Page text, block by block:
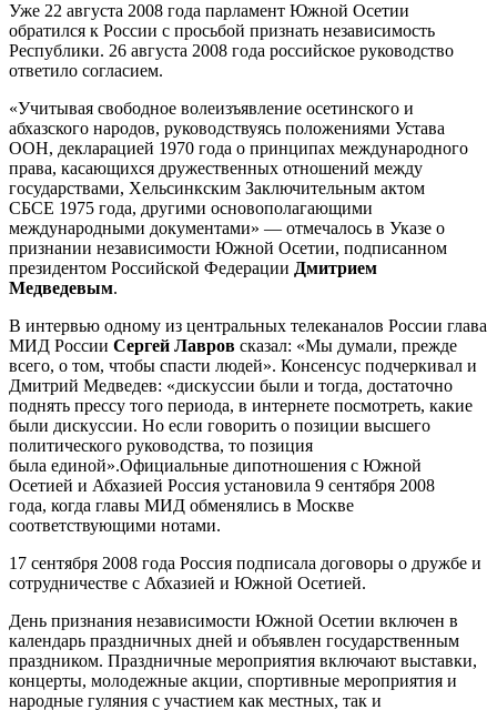
Уже 22 августа 2008 года парламент Южной Осетии
обратился к России с просьбой признать независимость
Республики. 26 августа 2008 года российское руководство
ответило согласием.
«Учитывая свободное волеизъявление осетинского и
абхазского народов, руководствуясь положениями Устава
ООН, декларацией 1970 года о принципах международного
права, касающихся дружественных отношений между
государствами, Хельсинкским Заключительным актом
СБСЕ 1975 года, другими основополагающими
международными документами» — отмечалось в Указе о
признании независимости Южной Осетии, подписанном
президентом Российской Федерации Дмитрием
Медведевым.
В интервью одному из центральных телеканалов России глава
МИД России Сергей Лавров сказал: «Мы думали, прежде
всего, о том, чтобы спасти людей». Консенсус подчеркивал и
Дмитрий Медведев: «дискуссии были и тогда, достаточно
поднять прессу того периода, в интернете посмотреть, какие
были дискуссии. Но если говорить о позиции высшего
политического руководства, то позиция
была единой».Официальные дипотношения с Южной
Осетией и Абхазией Россия установила 9 сентября 2008
года, когда главы МИД обменялись в Москве
соответствующими нотами.
17 сентября 2008 года Россия подписала договоры о дружбе и
сотрудничестве с Абхазией и Южной Осетией.
День признания независимости Южной Осетии включен в
календарь праздничных дней и объявлен государственным
праздником. Праздничные мероприятия включают выставки,
концерты, молодежные акции, спортивные мероприятия и
народные гуляния с участием как местных, так и